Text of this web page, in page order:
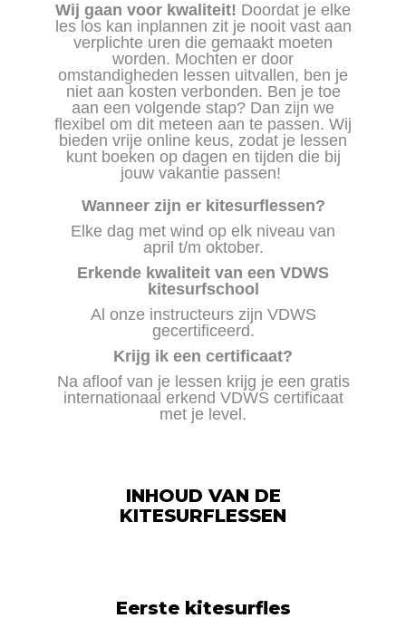
Wij gaan voor kwaliteit! Doordat je elke
les los kan inplannen zit je nooit vast aan
verplichte uren die gemaakt moeten
worden. Mochten er door
omstandigheden lessen uitvallen, ben je
niet aan kosten verbonden. Ben je toe
aan een volgende stap? Dan zijn we
flexibel om dit meteen aan te passen. Wij
bieden vrije online keus, zodat je lessen
kunt boeken op dagen en tijden die bij
jouw vakantie passen!
Wanneer zijn er kitesurflessen?
Elke dag met wind op elk niveau van
april t/m oktober.
Erkende kwaliteit van een VDWS
kitesurfschool
Al onze instructeurs zijn VDWS
gecertificeerd.
Krijg ik een certificaat?
Na afloof van je lessen krijg je een gratis
internationaal erkend VDWS certificaat
met je level.
INHOUD VAN DE
KITESURFLESSEN
Eerste kitesurfles